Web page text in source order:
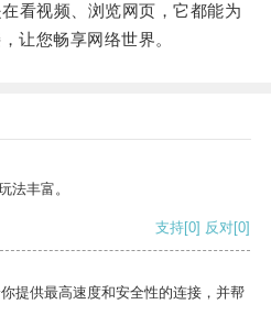
视频、浏览网页，它都能为
让您畅享网络世界。
法丰富。
支持[0] 反对[0]
提供最高速度和安全性的连接，并帮